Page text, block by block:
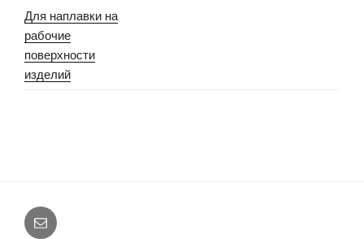
Для наплавки на
рабочие
поверхности
изделий
E-